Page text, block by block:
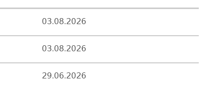
03.08.2026
03.08.2026
29.06.2026